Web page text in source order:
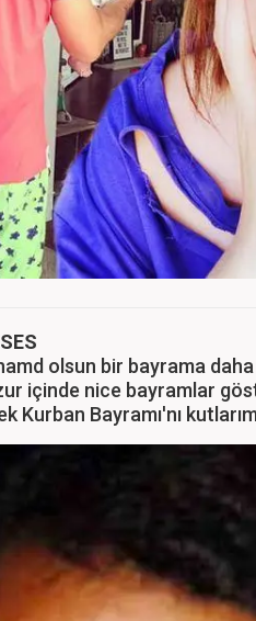
olsun bir bayrama daha
içinde nice bayramlar
Kurban Bayramı'nı